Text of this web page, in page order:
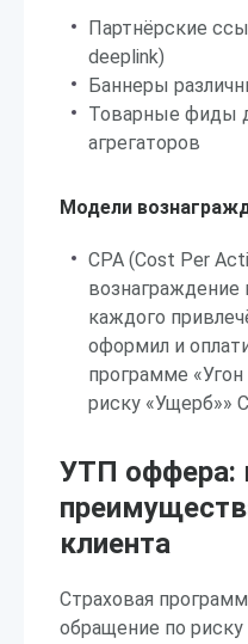
Партнёрские
deeplink)
Баннеры
Товарные фиды
агрегаторов
Модели
CPA (Cost Per
вознаграждение
каждого
оформил и
программе
риску «Ущерб»»
УТП оффера:
клиента
Страховая
обращение по